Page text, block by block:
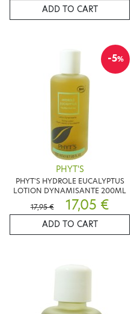
ADD TO CART
-5%
PHYT'S
PHYT'S HYDROLE EUCALYPTUS
LOTION DYNAMISANTE 200ML
17,95 €
17,05 €
ADD TO CART